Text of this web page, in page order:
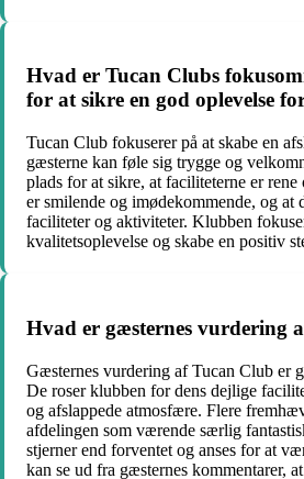
Hvad er Tucan Clubs
for at sikre en god oplevelse
Tucan Club fokuserer på at skabe en
gæsterne kan føle sig trygge og
plads for at sikre, at faciliteterne er
er smilende og imødekommende, og at
faciliteter og aktiviteter. Klubben
kvalitetsoplevelse og skabe en positiv
Hvad er gæsternes vurdering
Gæsternes vurdering af Tucan Club er
De roser klubben for dens dejlige
og afslappede atmosfære. Flere
afdelingen som værende særlig
stjerner end forventet og anses for at
kan se ud fra gæsternes kommentarer,